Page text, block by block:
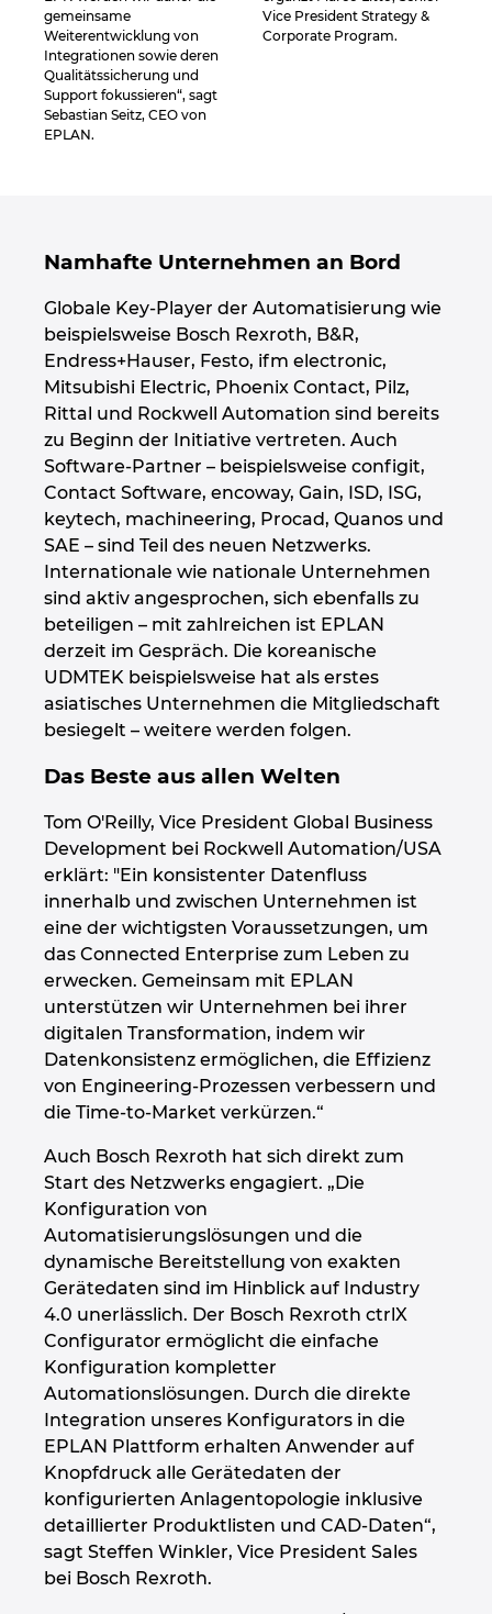
gemeinsame
Weiterentwicklung von
Integrationen sowie deren
Qualitätssicherung und
Support fokussieren“, sagt
Sebastian Seitz, CEO von
EPLAN.
Vice President Strategy &
Corporate Program.
Namhafte Unternehmen an Bord
Globale Key-Player der Automatisierung wie
beispielsweise Bosch Rexroth, B&R,
Endress+Hauser, Festo, ifm electronic,
Mitsubishi Electric, Phoenix Contact, Pilz,
Rittal und Rockwell Automation sind bereits
zu Beginn der Initiative vertreten. Auch
Software-Partner – beispielsweise configit,
Contact Software, encoway, Gain, ISD, ISG,
keytech, machineering, Procad, Quanos und
SAE – sind Teil des neuen Netzwerks.
Internationale wie nationale Unternehmen
sind aktiv angesprochen, sich ebenfalls zu
beteiligen – mit zahlreichen ist EPLAN
derzeit im Gespräch. Die koreanische
UDMTEK beispielsweise hat als erstes
asiatisches Unternehmen die Mitgliedschaft
besiegelt – weitere werden folgen.
Das Beste aus allen Welten
Tom O'Reilly, Vice President Global Business
Development bei Rockwell Automation/USA
erklärt: "Ein konsistenter Datenfluss
innerhalb und zwischen Unternehmen ist
eine der wichtigsten Voraussetzungen, um
das Connected Enterprise zum Leben zu
erwecken. Gemeinsam mit EPLAN
unterstützen wir Unternehmen bei ihrer
digitalen Transformation, indem wir
Datenkonsistenz ermöglichen, die Effizienz
von Engineering-Prozessen verbessern und
die Time-to-Market verkürzen.“
Auch Bosch Rexroth hat sich direkt zum
Start des Netzwerks engagiert. „Die
Konfiguration von
Automatisierungslösungen und die
dynamische Bereitstellung von exakten
Gerätedaten sind im Hinblick auf Industry
4.0 unerlässlich. Der Bosch Rexroth ctrlX
Configurator ermöglicht die einfache
Konfiguration kompletter
Automationslösungen. Durch die direkte
Integration unseres Konfigurators in die
EPLAN Plattform erhalten Anwender auf
Knopfdruck alle Gerätedaten der
konfigurierten Anlagentopologie inklusive
detaillierter Produktlisten und CAD-Daten“,
sagt Steffen Winkler, Vice President Sales
bei Bosch Rexroth.
Ukraine
Ungarn
USA